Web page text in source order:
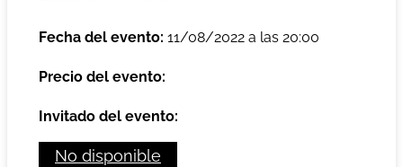
Fecha del evento: 11/08/2022 a las 20:00
Precio del evento:
Invitado del evento:
No disponible